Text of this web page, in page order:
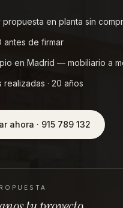
propuesta en planta sin
antes de firmar
en Madrid — mobiliario a
realizadas · 20 años
ahora · 915 789 132